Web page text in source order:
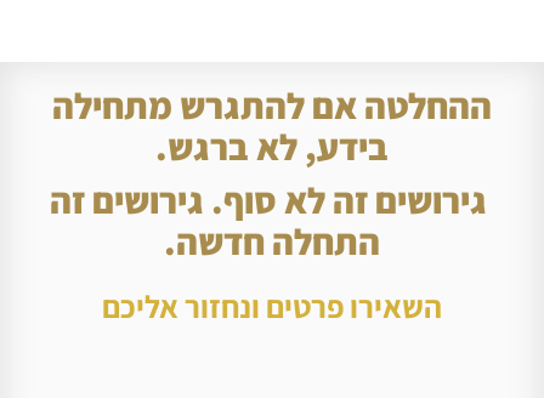
ההחלטה אם להתגרש מתחילה
בידע, לא ברגש.
גירושים זה לא סוף. גירושים זה
התחלה חדשה.
השאירו פרטים ונחזור אליכם